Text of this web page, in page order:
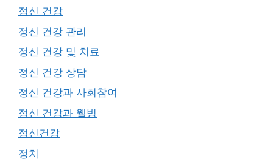
정신 건강
정신 건강 관리
정신 건강 및 치료
정신 건강 상담
정신 건강과 사회참여
정신 건강과 웰빙
정신건강
정치